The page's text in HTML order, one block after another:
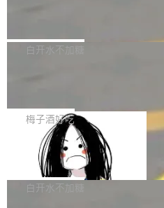
获配9...
题，该问题可能导致在旧版 Linux
P）！这一里程碑不仅标志着 Fluss
长期停止内容更新，未能实现其作
提交的编辑请求也长期处于待处理
pedia 于去年底上线，定位为由人
容的百科平台，被马斯克视为传统
维基百科的替代方案。Lawfare 调
热门页面还是低关注度页面，均未
白开水不加糖
是这样的：配 MessageSource 的
声明 LocaleResolver、注册
erceptor…五六步之后才能看到第
本。 Solon 换了个方式。整个
梅子酒好吃
Apache Doris 4.1 全面增强
支持 UPDATE、MERGE
erg V3
Apache Doris 4.1 要补齐的，正
半。在已有查询能力的基础上，
白开水不加糖